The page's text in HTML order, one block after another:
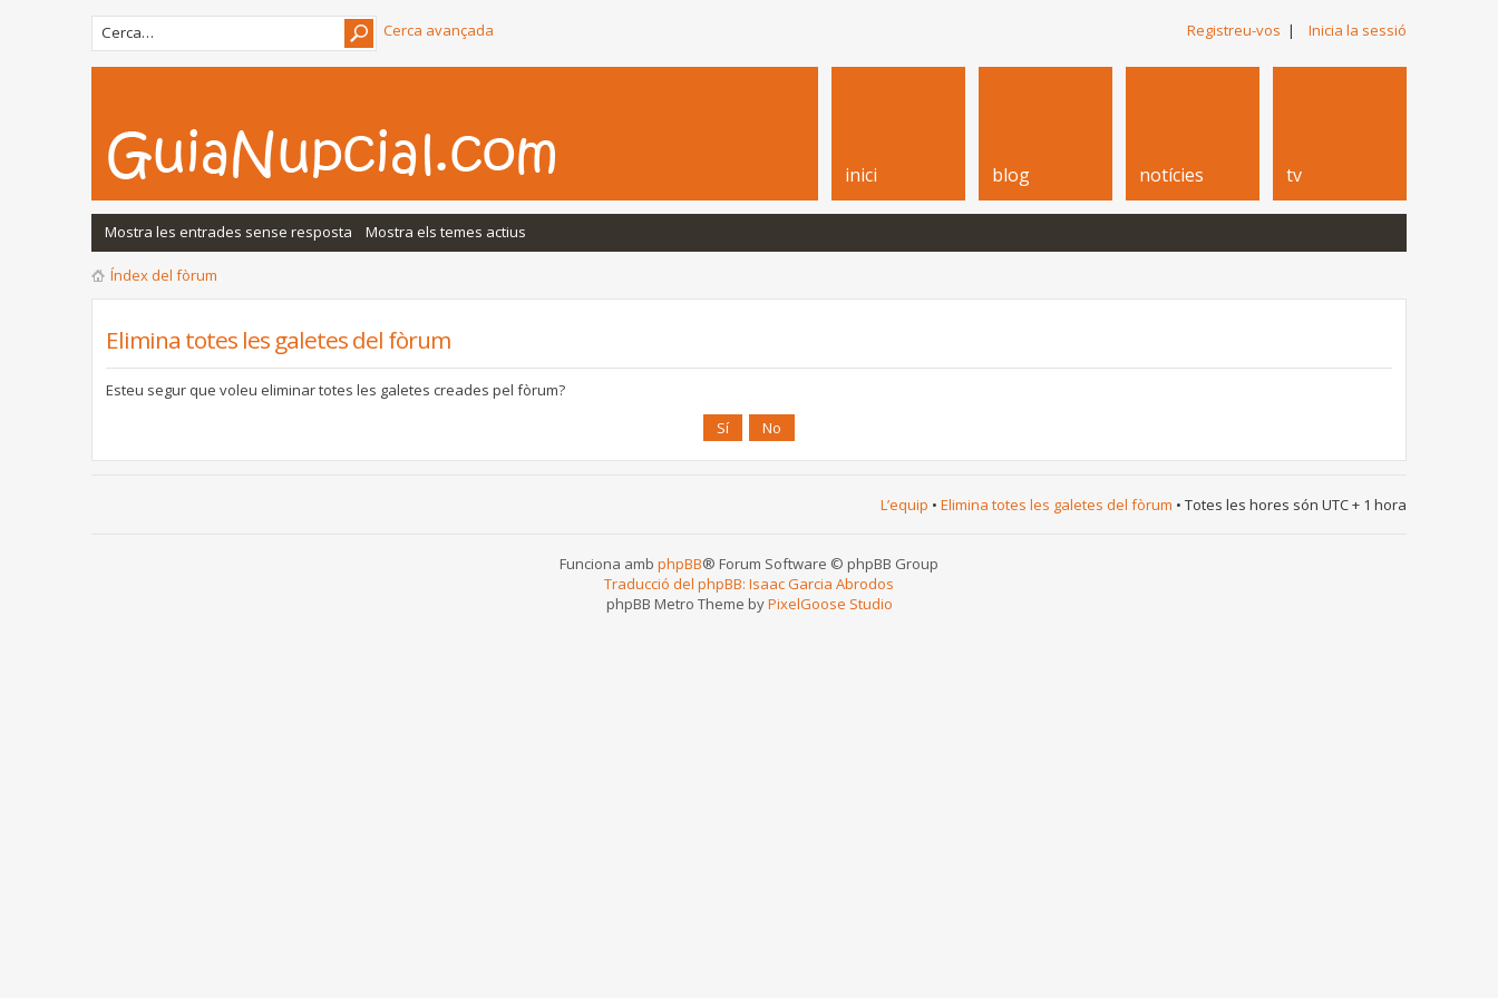
Registreu-vos | Inicia la sessió
Cerca avançada
inici blog notícies tv
Mostra les entrades sense resposta Mostra els temes actius
Índex del fòrum
Elimina totes les galetes del fòrum
Esteu segur que voleu eliminar totes les galetes creades pel fòrum?
L’equip • Elimina totes les galetes del fòrum • Totes les hores són UTC + 1 hora
Funciona amb phpBB® Forum Software © phpBB Group
Traducció del phpBB: Isaac Garcia Abrodos
phpBB Metro Theme byPixelGoose Studio